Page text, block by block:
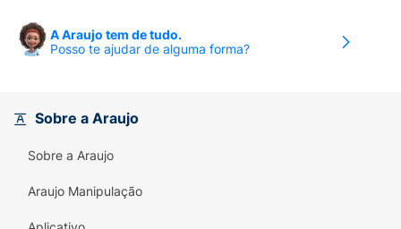
A Araujo tem de tudo.
Posso te ajudar de alguma forma?
Sobre a Araujo
Sobre a Araujo
Araujo Manipulação